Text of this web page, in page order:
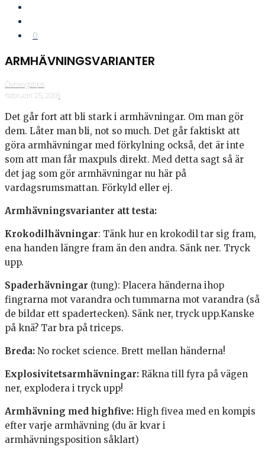
0
ARMHÄVNINGSVARIANTER
Övningstips
·februari 25, 2013·1
Det går fort att bli stark i armhävningar. Om man gör
dem. Låter man bli, not so much. Det går faktiskt att
göra armhävningar med förkylning också, det är inte
som att man får maxpuls direkt. Med detta sagt så är
det jag som gör armhävningar nu här på
vardagsrumsmattan. Förkyld eller ej.
Armhävningsvarianter att testa:
Krokodilhävningar: Tänk hur en krokodil tar sig fram,
ena handen längre fram än den andra. Sänk ner. Tryck
upp.
Spaderhävningar (tung): Placera händerna ihop
fingrarna mot varandra och tummarna mot varandra (så
de bildar ett spadertecken). Sänk ner, tryck upp.Kanske
på knä? Tar bra på triceps.
Breda: No rocket science. Brett mellan händerna!
Explosivitetsarmhävningar: Räkna till fyra på vägen
ner, explodera i tryck upp!
Armhävning med highfive: High fivea med en kompis
efter varje armhävning (du är kvar i
armhävningsposition såklart)